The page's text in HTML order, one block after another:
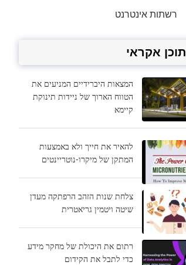
רשתות אינטרנט
תוכן אקראי
המצאות היברידיים המניעים את
הטווח הארוך של ניידות תינוקת
קיימא
להאיר את חייך ולא באמצעות
המתקן של מיקרו-נוטריינטים
צלחת שנות הזהב הרפתקה מעדן
שיטה ויטמין גריאטרית
רתום את היכולת של מחקר מידע
כדי לתבל את הקידום